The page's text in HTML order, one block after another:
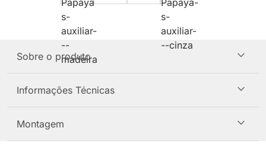
Sobre o produto
Informações Técnicas
Montagem